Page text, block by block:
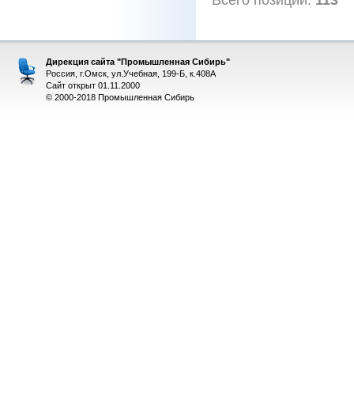
Дирекция сайта "Промышленная Сибирь"
Россия, г.Омск, ул.Учебная, 199-Б, к.408А
Сайт открыт 01.11.2000
© 2000-2018 Промышленная Сибирь